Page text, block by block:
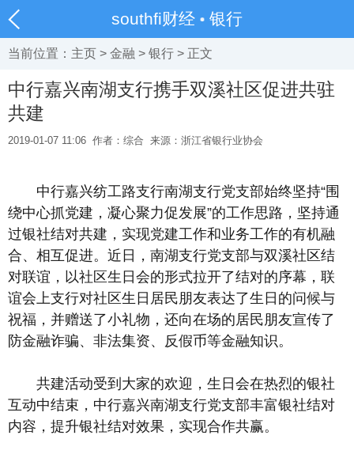
southfi财经 银行
当前位置： 主页 > 金融 > 银行 > 正文
中行嘉兴南湖支行携手双溪社区促进共驻
共建
2019-01-07 11:06 作者：综合 来源：浙江省银行业协会
中行嘉兴纺工路支行南湖支行党支部始终坚持“围
绕中心抓党建，凝心聚力促发展”的工作思路，坚持通
过银社结对共建，实现党建工作和业务工作的有机融
合、相互促进。近日，南湖支行党支部与双溪社区结
对联谊，以社区生日会的形式拉开了结对的序幕，联
谊会上支行对社区生日居民朋友表达了生日的问候与
祝福，并赠送了小礼物，还向在场的居民朋友宣传了
防金融诈骗、非法集资、反假币等金融知识。
共建活动受到大家的欢迎，生日会在热烈的银社
互动中结束，中行嘉兴南湖支行党支部丰富银社结对
内容，提升银社结对效果，实现合作共赢。